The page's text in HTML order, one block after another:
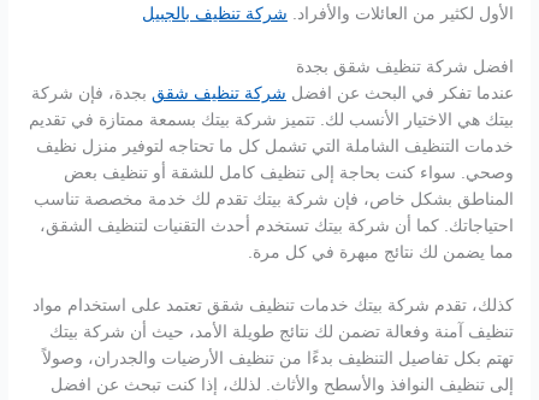
الأول لكثير من العائلات والأفراد. شركة تنظيف بالجبيل
افضل شركة تنظيف شقق بجدة
عندما تفكر في البحث عن افضل شركة تنظيف شقق بجدة، فإن شركة
بيتك هي الاختيار الأنسب لك. تتميز شركة بيتك بسمعة ممتازة في تقديم
خدمات التنظيف الشاملة التي تشمل كل ما تحتاجه لتوفير منزل نظيف
وصحي. سواء كنت بحاجة إلى تنظيف كامل للشقة أو تنظيف بعض
المناطق بشكل خاص، فإن شركة بيتك تقدم لك خدمة مخصصة تناسب
احتياجاتك. كما أن شركة بيتك تستخدم أحدث التقنيات لتنظيف الشقق،
مما يضمن لك نتائج مبهرة في كل مرة.
كذلك، تقدم شركة بيتك خدمات تنظيف شقق تعتمد على استخدام مواد
تنظيف آمنة وفعالة تضمن لك نتائج طويلة الأمد، حيث أن شركة بيتك
تهتم بكل تفاصيل التنظيف بدءًا من تنظيف الأرضيات والجدران، وصولاً
إلى تنظيف النوافذ والأسطح والأثاث. لذلك، إذا كنت تبحث عن افضل